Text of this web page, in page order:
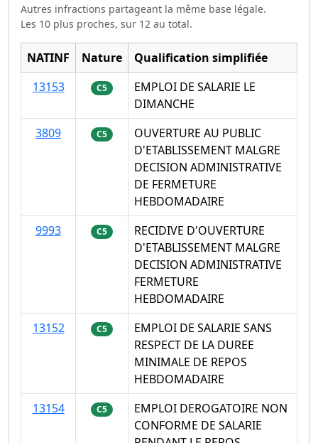
Autres infractions partageant la même base légale.
Les 10 plus proches, sur 12 au total.
NATINF Nature
Qualification simplifiée
13153
C5
EMPLOI DE SALARIE LE
DIMANCHE
3809
C5
OUVERTURE AU PUBLIC
D'ETABLISSEMENT MALGRE
DECISION ADMINISTRATIVE
DE FERMETURE
HEBDOMADAIRE
9993
C5
RECIDIVE D'OUVERTURE
D'ETABLISSEMENT MALGRE
DECISION ADMINISTRATIVE
FERMETURE
HEBDOMADAIRE
13152
C5
EMPLOI DE SALARIE SANS
RESPECT DE LA DUREE
MINIMALE DE REPOS
HEBDOMADAIRE
13154
C5
EMPLOI DEROGATOIRE NON
CONFORME DE SALARIE